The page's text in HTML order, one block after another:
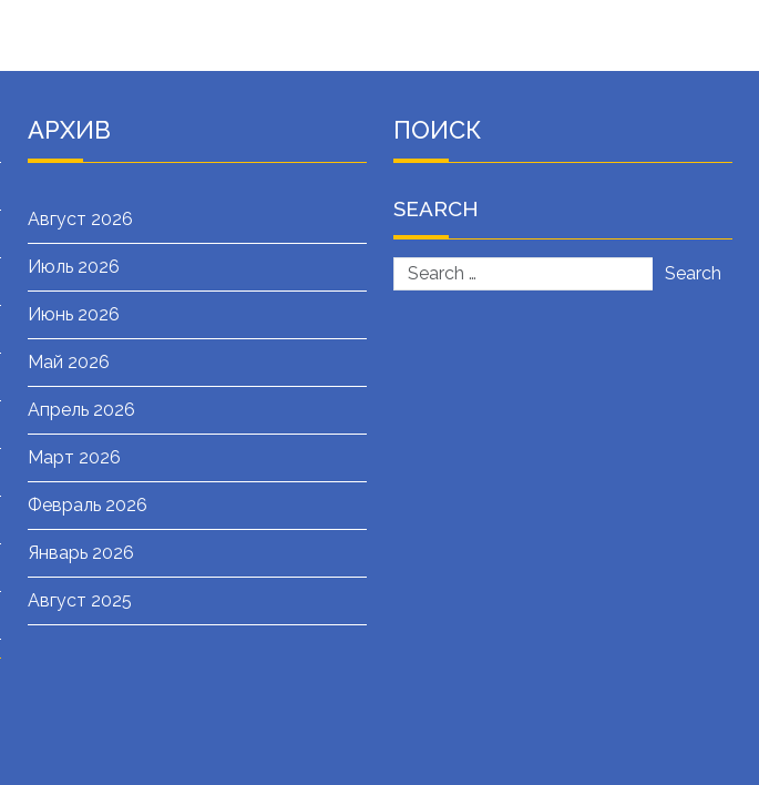
АРХИВ
Август 2026
Июль 2026
Июнь 2026
Май 2026
Апрель 2026
Март 2026
Февраль 2026
Январь 2026
Август 2025
ПОИСК
SEARCH
Search